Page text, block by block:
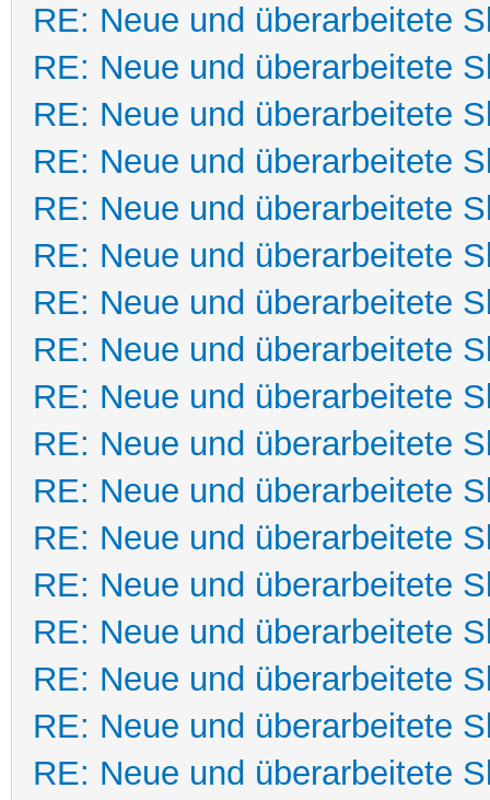
RE: Neue und überarbeitete
RE: Neue und überarbeitete
RE: Neue und überarbeitete
RE: Neue und überarbeitete
RE: Neue und überarbeitete
RE: Neue und überarbeitete
RE: Neue und überarbeitete
RE: Neue und überarbeitete
RE: Neue und überarbeitete
RE: Neue und überarbeitete
RE: Neue und überarbeitete
RE: Neue und überarbeitete
RE: Neue und überarbeitete
RE: Neue und überarbeitete
RE: Neue und überarbeitete
RE: Neue und überarbeitete
RE: Neue und überarbeitete